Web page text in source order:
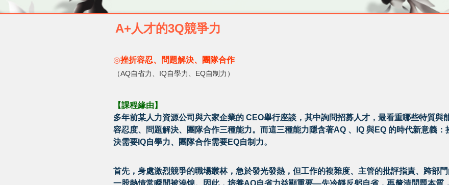
A+人才的3Q競爭力
◎挫折容忍、問題解決、團隊合作
（AQ自省力、IQ自學力、EQ自制力）
【課程緣由】
多年前某人力資源公司與六家企業的 CEO舉行座談，其中詢問招募人才，最看重哪些特質與
容忍度、問題解決、團隊合作三種能力。而這三種能力隱含著AQ 、IQ 與EQ 的時代新意義
決需要IQ自學力、團隊合作需要EQ自制力。
首先，身處激烈競爭的職場叢林，急於發光發熱，但工作的複雜度、主管的批評指責、跨部
一股熱情常瞬間被澆熄。因此，培養AQ自省力益顯重要—先冷靜反躬自省，再釐清問題本質